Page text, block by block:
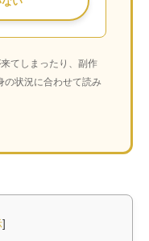
てしまったり、副作
の状況に合わせて読み
]